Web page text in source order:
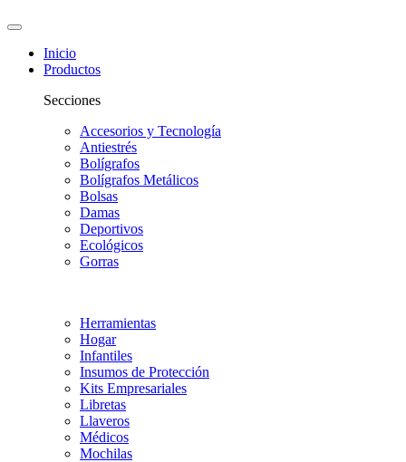
Inicio
Productos
Secciones
Accesorios y Tecnología
Antiestrés
Bolígrafos
Bolígrafos Metálicos
Bolsas
Damas
Deportivos
Ecológicos
Gorras
Herramientas
Hogar
Infantiles
Insumos de Protección
Kits Empresariales
Libretas
Llaveros
Médicos
Mochilas